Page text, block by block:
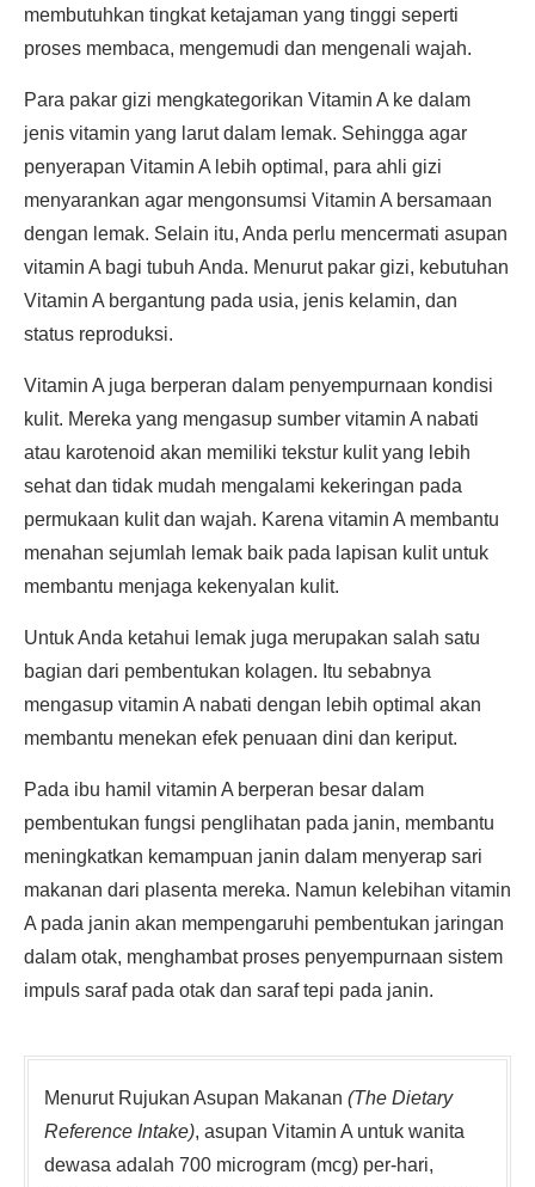
membutuhkan tingkat ketajaman yang tinggi seperti
proses membaca, mengemudi dan mengenali wajah.
Para pakar gizi mengkategorikan Vitamin A ke dalam
jenis vitamin yang larut dalam lemak. Sehingga agar
penyerapan Vitamin A lebih optimal, para ahli gizi
menyarankan agar mengonsumsi Vitamin A bersamaan
dengan lemak. Selain itu, Anda perlu mencermati asupan
vitamin A bagi tubuh Anda. Menurut pakar gizi, kebutuhan
Vitamin A bergantung pada usia, jenis kelamin, dan
status reproduksi.
Vitamin A juga berperan dalam penyempurnaan kondisi
kulit. Mereka yang mengasup sumber vitamin A nabati
atau karotenoid akan memiliki tekstur kulit yang lebih
sehat dan tidak mudah mengalami kekeringan pada
permukaan kulit dan wajah. Karena vitamin A membantu
menahan sejumlah lemak baik pada lapisan kulit untuk
membantu menjaga kekenyalan kulit.
Untuk Anda ketahui lemak juga merupakan salah satu
bagian dari pembentukan kolagen. Itu sebabnya
mengasup vitamin A nabati dengan lebih optimal akan
membantu menekan efek penuaan dini dan keriput.
Pada ibu hamil vitamin A berperan besar dalam
pembentukan fungsi penglihatan pada janin, membantu
meningkatkan kemampuan janin dalam menyerap sari
makanan dari plasenta mereka. Namun kelebihan vitamin
A pada janin akan mempengaruhi pembentukan jaringan
dalam otak, menghambat proses penyempurnaan sistem
impuls saraf pada otak dan saraf tepi pada janin.
Menurut Rujukan Asupan Makanan (The Dietary
Reference Intake), asupan Vitamin A untuk wanita
dewasa adalah 700 microgram (mcg) per-hari,